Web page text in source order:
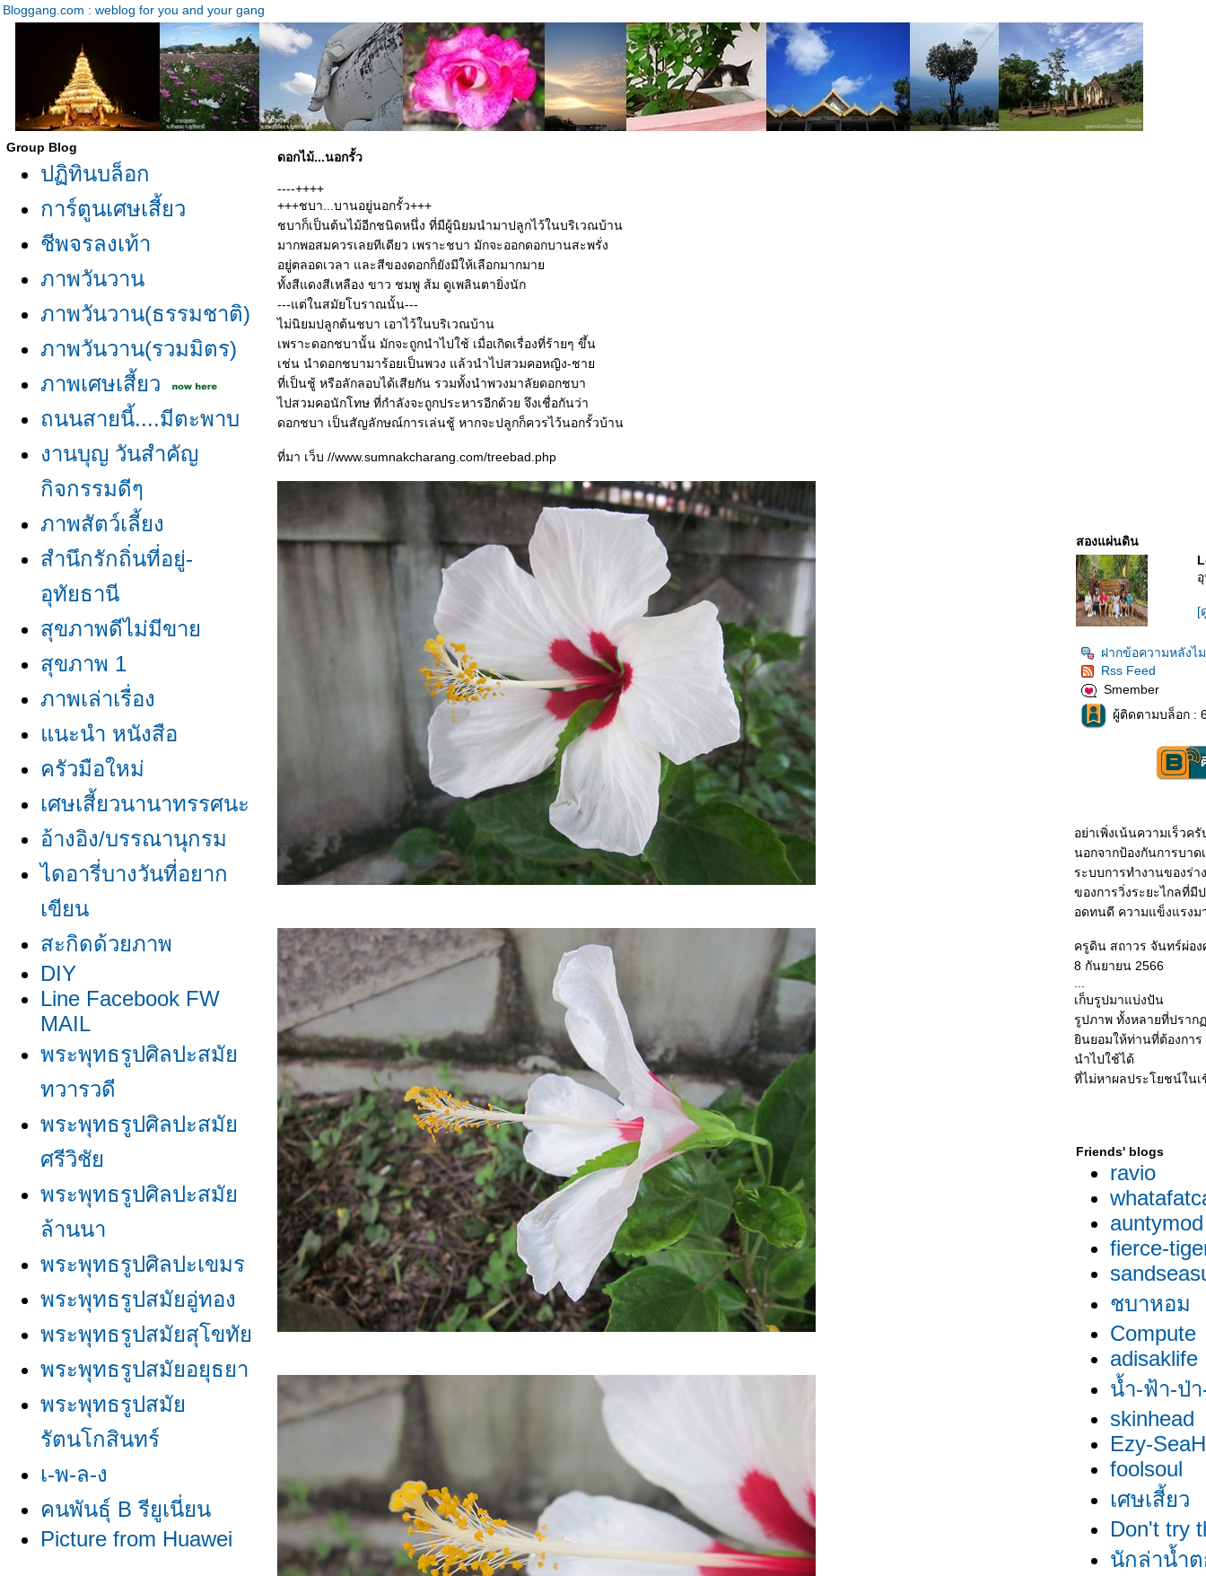
Bloggang.com : weblog for you and your gang
Group Blog
ปฏิทินบล็อก
การ์ตูนเศษเสี้ยว
ชีพจรลงเท้า
ภาพวันวาน
ภาพวันวาน(ธรรมชาติ)
ภาพวันวาน(รวมมิตร)
ภาพเศษเสี้ยว
ถนนสายนี้....มีตะพาบ
งานบุญ วันสำคัญ
กิจกรรมดีๆ
ภาพสัตว์เลี้ยง
สำนึกรักถิ่นที่อยู่-
อุทัยธานี
สุขภาพดีไม่มีขา
สุขภาพ 1
ภาพเล่าเรื่อง
นะนำ หนังสือ
ครัวมือใหม่
เศษเสี้ยวนานาทรรศนะ
อ้างอิง/บรรณานุกรม
ไดอารี่บางวันที่อยาก
เขียน
สะกิดด้วยภาพ
DIY
Line Facebook FW
MAIL
พระพุทธรูปศิลปะสมั
ทวารวดี
พระพุทธรูปศิลปะสมั
ศรีวิชั
พระพุทธรูปศิลปะสมั
ล้านนา
พระพุทธรูปศิลปะเขมร
พระพุทธรูปสมัยอู่ทอง
พระพุทธรูปสมัยสุโขทั
พระพุทธรูปสมัยอยุธยา
พระพุทธรูปสมั
รัตนโกสินทร์
เ-พ-ล-ง
คนพันธุ์ B รียูเนี่ยน
Picture from Huawei
ดอกไม้...นอกรั้ว
----++++
+++ชบา...บานอยู่นอกรั้ว+++
ชบาก็เป็นต้นไม้อีกชนิดหนึ่ง ที่มีผู้นิยมนำมาปลูกไว้ในบริเวณบ้าน
มากพอสมควรเลยทีเดียว เพราะชบา มักจะออกดอกบานสะพรั่ง
อยู่ตลอดเวลา และสีของดอกก็ยังมีให้เลือกมากมา
ทั้งสีแดงสีเหลือง ขาว ชมพู ส้ม ดูเพลินตายิ่งนัก
---แต่ในสมัยโบราณนั้น---
ไม่นิยมปลูกต้นชบา เอาไว้ในบริเวณบ้าน
เพราะดอกชบานั้น มักจะถูกนำไปใช้ เมื่อเกิดเรื่องที่ร้ายๆ ขึ้น
เช่น นำดอกชบามาร้อยเป็นพวง แล้วนำไปสวมคอหญิง-ชา
ที่เป็นชู้ หรือลักลอบได้เสียกัน รวมทั้งนำพวงมาลัยดอกชบา
ไปสวมคอนักโทษ ที่กำลังจะถูกประหารอีกด้วย จึงเชื่อกันว่า
ดอกชบา เป็นสัญลักษณ์การเล่นชู้ หากจะปลูกก็ควรไว้นอกรั้วบ้าน
ที่มา เว็บ //www.sumnakcharang.com/treebad.php
สองแผ่นดิน
[
ฝากข้อความหลังไ
Rss Feed
Smember
ผู้ติดตามบล็อก :
อย่าเพิ่งเน้นความเร็วค
นอกจากป้องกันการบา
ระบบการทำงานของร่
ของการวิ่งระยะไกลที่
อดทนดี ความแข็งแรงม
ครูดิน สถาวร จันทร์ผ่อง
8 กันยายน 2566
เก็บรูปมาแบ่งปัน
รูปภาพ ทั้งหลายที่ปราก
ินยอมให้ท่านที่ต้องการ
นำไปใช้ได้
ที่ไม่หาผลประโยชน์ใน
Friends' blogs
ravio
auntymod
fierce-
ชบาหอม
Compute
adisaklife
น้ำ-ฟ้า-ป่า
skinhead
Ezy-
foolsoul
เศษเสี้ยว
Don't try
นักล่าน้ำ